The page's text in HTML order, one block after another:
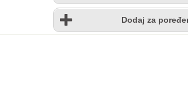
listu
želja
Uporedi
Dodaj za